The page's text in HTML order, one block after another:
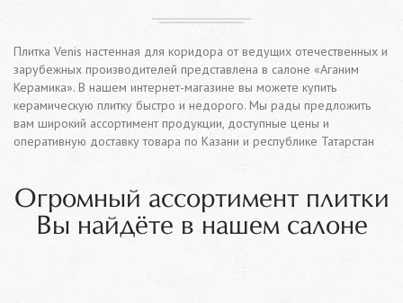
Плитка Venis настенная для коридора от ведущих отечественных и
зарубежных производителей представлена в салоне «Аганим
Керамика». В нашем интернет-магазине вы можете купить
керамическую плитку быстро и недорого. Мы рады предложить
вам широкий ассортимент продукции, доступные цены и
оперативную доставку товара по Казани и республике Татарстан
Огромный ассортимент плитки
Вы найдёте в нашем салоне